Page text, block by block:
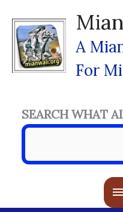
Content
A
For
SEARCH WHAT